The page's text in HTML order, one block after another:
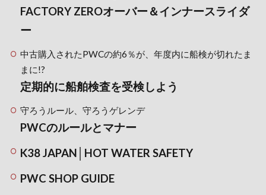
FACTORY ZEROオーバー＆インナースライダ
ー
中古購入されたPWCの約6％が、年度内に船検が切れたま
まに!?
定期的に船舶検査を受検しよう
守ろうルール、守ろうゲレンデ
PWCのルールとマナー
K38 JAPAN│HOT WATER SAFETY
PWC SHOP GUIDE